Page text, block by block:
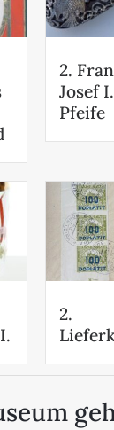
2.
Josef
Pfeife
2.